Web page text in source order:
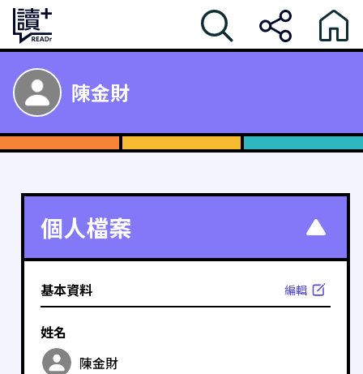
陳金財
個人檔案
基本資料 編輯
姓名
陳金財